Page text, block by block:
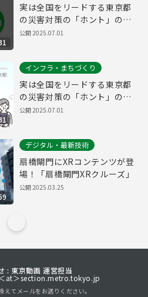
実は全国をリードする東京都
の災害対策の「ホント」のこ
と（縦）
公開2025.07.01
インフラ・まちづくり
実は全国をリードする東京都
の災害対策の「ホント」のこ
と
公開2025.07.01
デジタル・最新技術
扇橋閘門にXRコンテンツが登
場！「扇橋閘門XRクルーズ」
公開2025.03.25
: 東京動画 運営担当
at＞section.metro.tokyo.jp
てメールをお送りください。